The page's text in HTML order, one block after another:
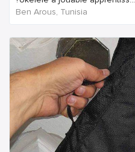
Ben Arous, Tunisia